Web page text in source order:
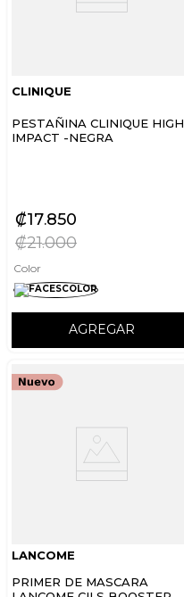
CLINIQUE
PESTAÑINA CLINIQUE HIGH
IMPACT -NEGRA
₡21000
₡17850
Color
AGREGAR
LANCOME
PRIMER DE MASCARA